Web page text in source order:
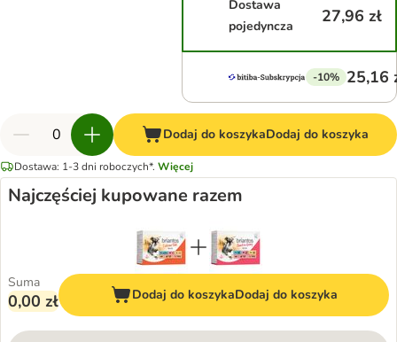
Dostawa
pojedyncza
27,96 zł
-10% 25,16
Dodaj do koszykaDodaj do koszyka
Dostawa: 1-3 dni roboczych*. Więcej
Najczęściej kupowane razem
Suma
0,00 zł Dodaj do koszykaDodaj do koszyka